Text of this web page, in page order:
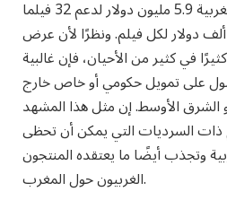
قدمت هيئة السينما المغربية 5.9 مليون دولار لدعم 32 فيلما
هذه السنة، أي حوالي 184 ألف دولار لكل فيلم. ونظرًا لأن عرض
في كثير من الأحيان، فإن غالبية
على تمويل حكومي أو خاص خارج
الشرق الأوسط. إن مثل هذا المشهد
ذات السرديات التي يمكن أن تحظى
وتجذب أيضًا ما يعتقده المنتجون
الغربيون حول المغرب.